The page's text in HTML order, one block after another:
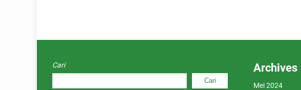
Cari
Cari
Archives
Mei 2024